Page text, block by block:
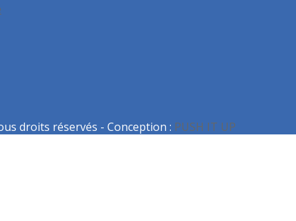
droits réservés - Conception : PUSH IT UP